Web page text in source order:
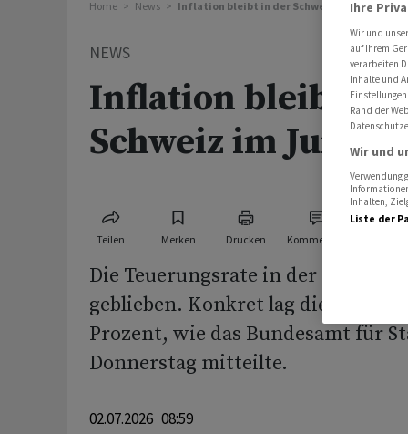
Home News Inflation bleibt in der Schweiz im Juni stabil
NEWS
Inflation bleibt in
Schweiz im Juni
Teilen Merken Drucken Kommentare
Die Teuerungsrate in der Schweiz
geblieben. Konkret lag die
Prozent, wie das Bundesamt für
Donnerstag mitteilte.
02.07.2026 08:59
Ihre
Wir und
auf Ihrem
verarbeiten
Inhalte und
Rand der
Wir und
Verwendung
Inhalten,
Liste der